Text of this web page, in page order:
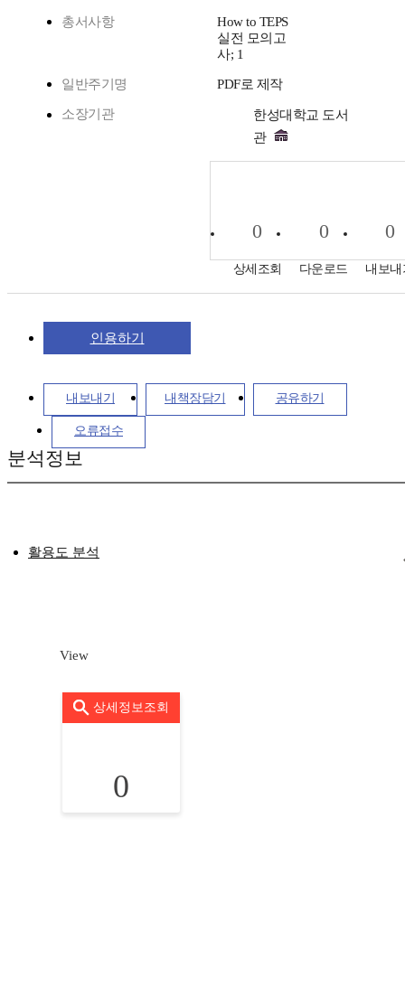
총서사항
How to TEPS
실전 모의고
사; 1
일반주기명 PDF로 제작
소장기관
한성대학교 도서
관
0
상세조회
0
다운로드
0
내보내
인용하기
내보내기 내책장담기 공유하기
오류접수
분석정보
활용도 분석
View
상세정보조회
0